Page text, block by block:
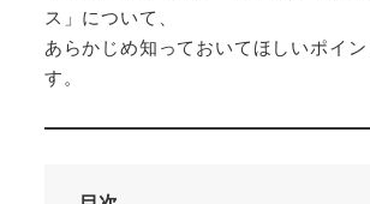
ス」について、
あらかじめ知っておいてほしいポイン
す。